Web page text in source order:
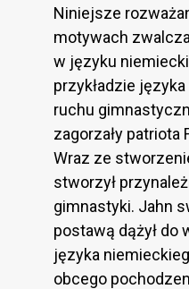
Niniejsze
motywach
w języku
przykładzie
ruchu
zagorzały patriota
Wraz ze
stworzył
gimnastyki. Jahn
postawą dążył do
języka
obcego